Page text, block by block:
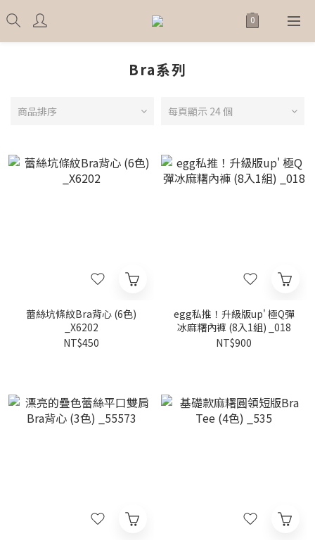
Bra系列
商品排序 每頁顯示 24 個
蕾絲坑條紋Bra背心 (6色)
_X6202
NT$450
egg私推！升級版up' 極Q彈
冰麻糬內褲 (8入1組) _018
NT$900